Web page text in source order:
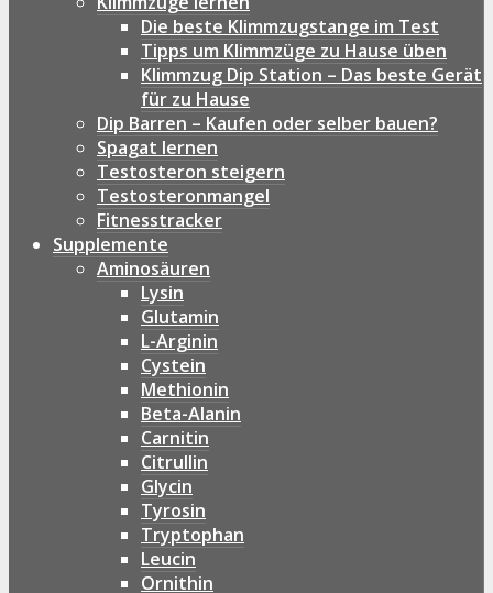
Die beste Klimmzugstange im Test
Tipps um Klimmzüge zu Hause üben
Klimmzug Dip Station – Das beste Gerät
für zu Hause
Dip Barren – Kaufen oder selber bauen?
Spagat lernen
Testosteron steigern
Testosteronmangel
Fitnesstracker
Supplemente
Aminosäuren
Lysin
Glutamin
L-Arginin
Cystein
Methionin
Beta-Alanin
Carnitin
Citrullin
Glycin
Tyrosin
Tryptophan
Leucin
Ornithin